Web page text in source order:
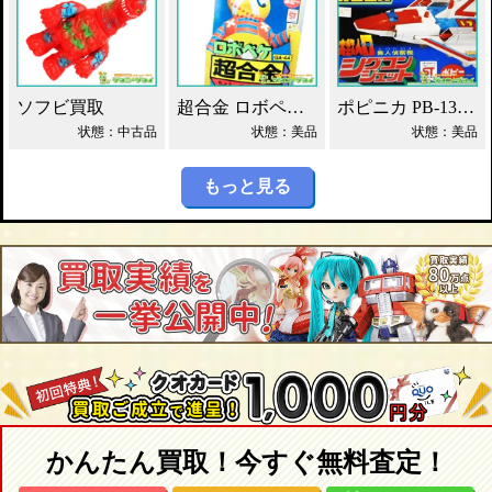
ソフビ買取
状態：中古品
超合金 ロボペケ GA-44 がんばれ!!ロボコン 買取！
状態：美品
ポピニカ PB-13 シグコンジェット 買取！
状態：美品
もっと見る
かんたん買取！今すぐ無料査定！